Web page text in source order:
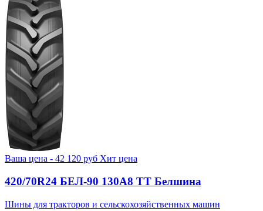
Ваша цена - 42 120 руб Хит цена
420/70R24 БЕЛ-90 130А8 TT Белшина
Шины для тракторов и сельскохозяйственных машин